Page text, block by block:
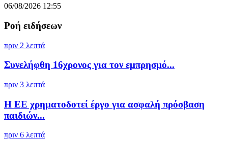
06/08/2026 12:55
Ροή ειδήσεων
πριν 2 λεπτά
Συνελήφθη 16χρονος για τον εμπρησμό...
πριν 3 λεπτά
Η ΕΕ χρηματοδοτεί έργο για ασφαλή πρόσβαση
παιδιών...
πριν 6 λεπτά